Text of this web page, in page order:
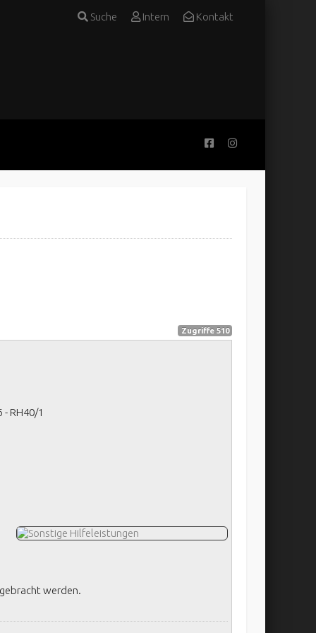
Suche Intern Kontakt
Zugriffe 510
RH40/1
werden.